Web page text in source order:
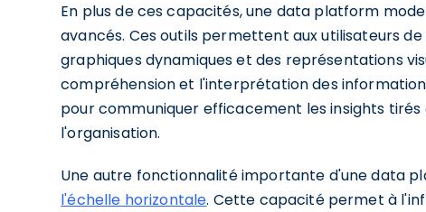
En plus de ces capacités, une data platform
avancés. Ces outils permettent aux utilisateurs
graphiques dynamiques et des représentations
compréhension et l'interprétation des
pour communiquer efficacement les insights
l'organisation.
Une autre fonctionnalité importante d'une data
l'échelle horizontale. Cette capacité permet à